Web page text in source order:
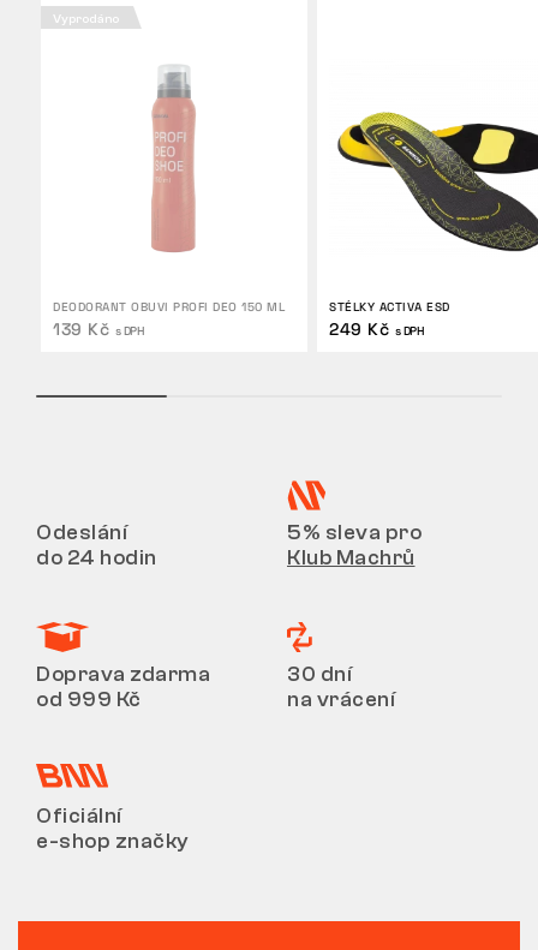
Vyprodáno
DEODORANT OBUVI PROFI DEO 150 ML
139 Kč s DPH
STÉLKY ACTIVA ESD
249 Kč s DPH
Odeslání
do 24 hodin
5% sleva pro
Klub Machrů
Doprava zdarma
od 999 Kč
30 dní
na vrácení
Oficiální
e-shop značky